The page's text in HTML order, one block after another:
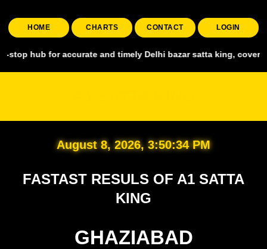
HOME CHARTS CONTACT LOGIN
for accurate and timely Delhi bazar satta king, covering all
August 8, 2026, 3:50:35 PM
FASTAST RESULS OF A1 SATTA
KING
GHAZIABAD